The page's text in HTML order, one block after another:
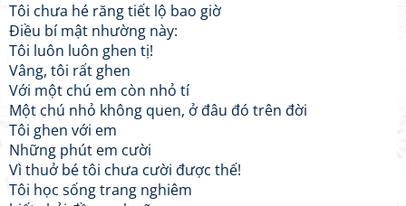
Tôi chưa hé răng tiết lộ bao giờ
Điều bí mật nhường này:
Tôi luôn luôn ghen tị!
Vâng, tôi rất ghen
Với một chú em còn nhỏ tí
Một chú nhỏ không quen, ở đâu đó trên đời
Tôi ghen với em
Những phút em cười
Vì thuở bé tôi chưa cười được thế!
Tôi học sống trang nghiêm